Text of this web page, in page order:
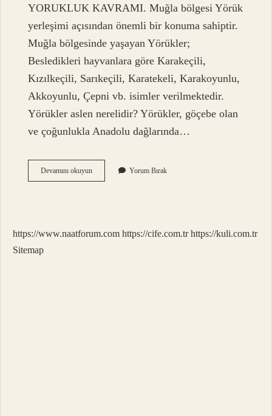
YORUKLUK KAVRAMI. Muğla bölgesi Yörük
yerleşimi açısından önemli bir konuma sahiptir.
Muğla bölgesinde yaşayan Yörükler;
Besledikleri hayvanlara göre Karakeçili,
Kızılkeçili, Sarıkeçili, Karatekeli, Karakoyunlu,
Akkoyunlu, Çepni vb. isimler verilmektedir.
Yörükler aslen nerelidir? Yörükler, göçebe olan
ve çoğunlukla Anadolu dağlarında…
Devamını okuyunAfyonda
Hangi
Yorum Bırak
https://www.naatforum.com https://cife.com.tr https://kuli.com.tr
Sitemap